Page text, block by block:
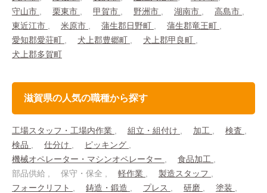
守山市
栗東市 甲賀市 野洲市 湖南市
高島市
東近江市
米原市 蒲生郡日野町
蒲生郡竜王町
愛知郡愛荘町
犬上郡豊郷町
犬上郡甲良町
犬上郡多賀町
滋賀県の人気の職種から探す
工場スタッフ・工場内作業 組立・組付け 加工
検査
検品
仕分け
ピッキング
機械オペレーター・マシンオペレーター
食品加工
部品供給
保守・保全 軽作業
製造スタッフ
フォークリフト
鋳造・鍛造 プレス 研磨
塗装